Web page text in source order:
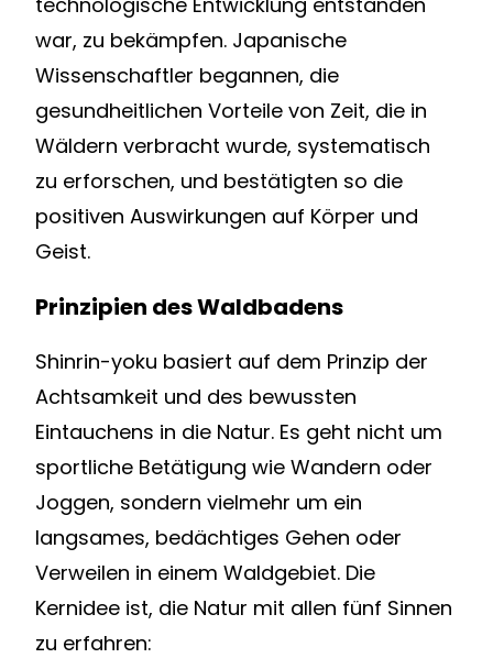
war, zu bekämpfen. Japanische
Wissenschaftler begannen, die
gesundheitlichen Vorteile von Zeit, die in
Wäldern verbracht wurde, systematisch
zu erforschen, und bestätigten so die
positiven Auswirkungen auf Körper und
Geist.
Prinzipien des Waldbadens
Shinrin-yoku basiert auf dem Prinzip der
Achtsamkeit und des bewussten
Eintauchens in die Natur. Es geht nicht um
sportliche Betätigung wie Wandern oder
Joggen, sondern vielmehr um ein
langsames, bedächtiges Gehen oder
Verweilen in einem Waldgebiet. Die
Kernidee ist, die Natur mit allen fünf Sinnen
zu erfahren: